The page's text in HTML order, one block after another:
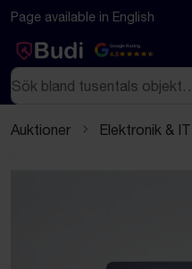
Hoppa till innehåll
Textbaserad (markdown)
Page available in English
Google Rating
4.5
Sök
Auktioner Elektronik & IT